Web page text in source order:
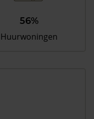
56%
Huurwoningen